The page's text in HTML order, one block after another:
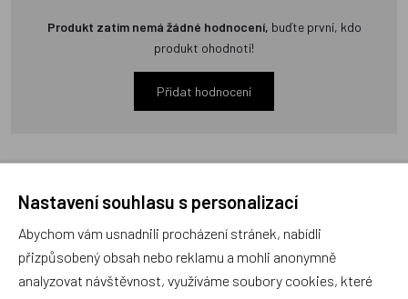
Produkt zatím nemá žádné hodnocení, buďte první, kdo
produkt ohodnotí!
Přidat hodnocení
Zboží se stejným motivem
Matějovský, Osuška Krtek a
Matějovský, Osuška Krtek a
Nastavení souhlasu s personalizací
Abychom vám usnadnili procházení stránek, nabídli
přizpůsobený obsah nebo reklamu a mohli anonymně
analyzovat návštěvnost, využíváme soubory cookies, které